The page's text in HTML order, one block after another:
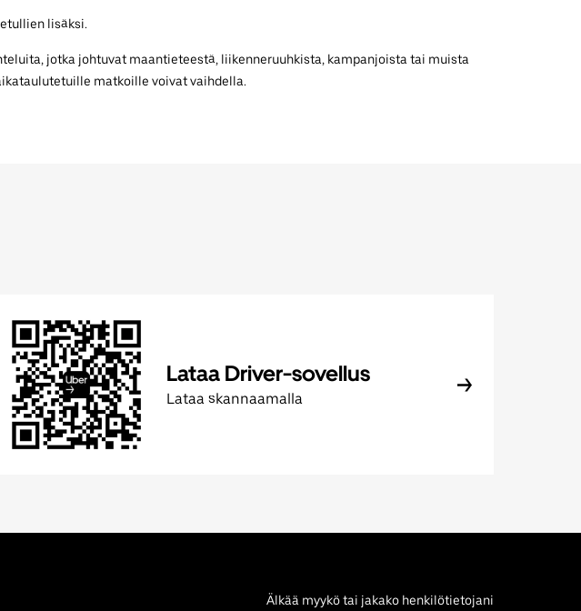
lisäksi.
jotka johtuvat maantieteestä, liikenneruuhkista, kampanjoista tai muista
matkoille voivat vaihdella.
Lataa Driver-sovellus
Lataa skannaamalla
Älkää myykö tai jakako henkilötietojani